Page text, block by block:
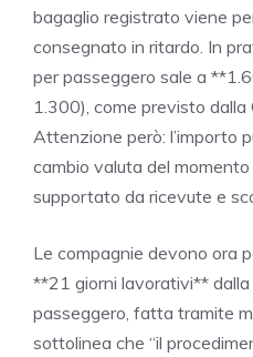
bagaglio registrato viene
consegnato in ritardo. In
per passeggero sale a
1.300), come previsto
Attenzione però: l’importo
cambio valuta del
supportato da ricevute e
Le compagnie devono ora
**21 giorni lavorativi**
passeggero, fatta tramite
sottolinea che “il